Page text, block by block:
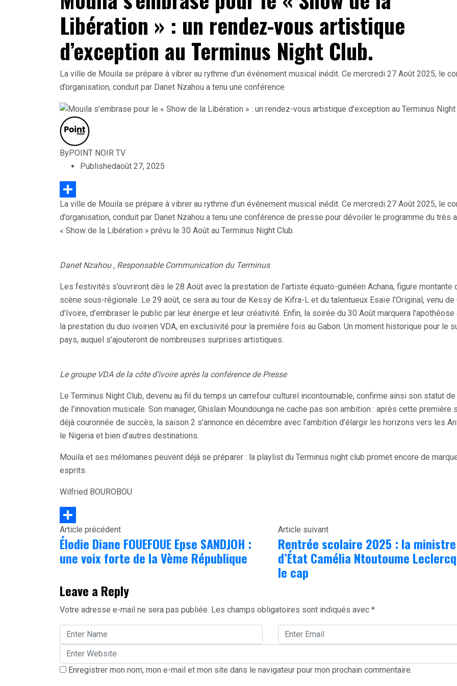
Libération » : un rendez-vous artistique
d’exception au Terminus Night Club.
La ville de Mouila se prépare à vibrer au rythme d’un événement musical inédit. Ce mercredi 27 Août 2025, le
d’organisation, conduit par Danet Nzahou a tenu une conférence
ByPOINT NOIR TV
Publishedaoût 27, 2025
Partager
La ville de Mouila se prépare à vibrer au rythme d’un événement musical inédit. Ce mercredi 27 Août 2025, le
d’organisation, conduit par Danet Nzahou a tenu une conférence de presse pour dévoiler le programme du très
« Show de la Libération » prévu le 30 Août au Terminus Night Club.
Danet Nzahou , Responsable Communication du Terminus
Les festivités s’ouvriront dès le 28 Août avec la prestation de l’artiste équato-guinéen Achana, figure montante
scène sous-régionale. Le 29 août, ce sera au tour de Kessy de Kifra-L et du talentueux Esaïe l’Original, venu de
d’Ivoire, d’embraser le public par leur énergie et leur créativité. Enfin, la soirée du 30 Août marquera l’apothéose
la prestation du duo ivoirien VDA, en exclusivité pour la première fois au Gabon. Un moment historique pour le
pays, auquel s’ajouteront de nombreuses surprises artistiques.
Le groupe VDA de la côte d’ivoire après la conférence de Presse
Le Terminus Night Club, devenu au fil du temps un carrefour culturel incontournable, confirme ainsi son statut
de l’innovation musicale. Son manager, Ghislain Moundounga ne cache pas son ambition : après cette première
déjà couronnée de succès, la saison 2 s’annonce en décembre avec l’ambition d’élargir les horizons vers les
le Nigeria et bien d’autres destinations.
Mouila et ses mélomanes peuvent déjà se préparer : la playlist du Terminus night club promet encore de
esprits.
Wilfried BOUROBOU
Partager
Article précédent
Élodie Diane FOUEFOUE Epse SANDJOH :
une voix forte de la Vème République
Article suivant
Rentrée scolaire 2025 : la ministre
d’État Camélia Ntoutoume
le cap
Leave a Reply
Votre adresse e-mail ne sera pas publiée. Les champs obligatoires sont indiqués avec *
Enregistrer mon nom, mon e-mail et mon site dans le navigateur pour mon prochain commentaire.